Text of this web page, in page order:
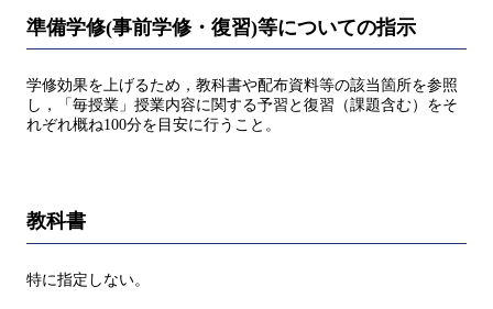
準備学修(事前学修・復習)等についての指示
学修効果を上げるため，教科書や配布資料等の該当箇所を参照
し，「毎授業」授業内容に関する予習と復習（課題含む）をそ
れぞれ概ね100分を目安に行うこと。
教科書
特に指定しない。